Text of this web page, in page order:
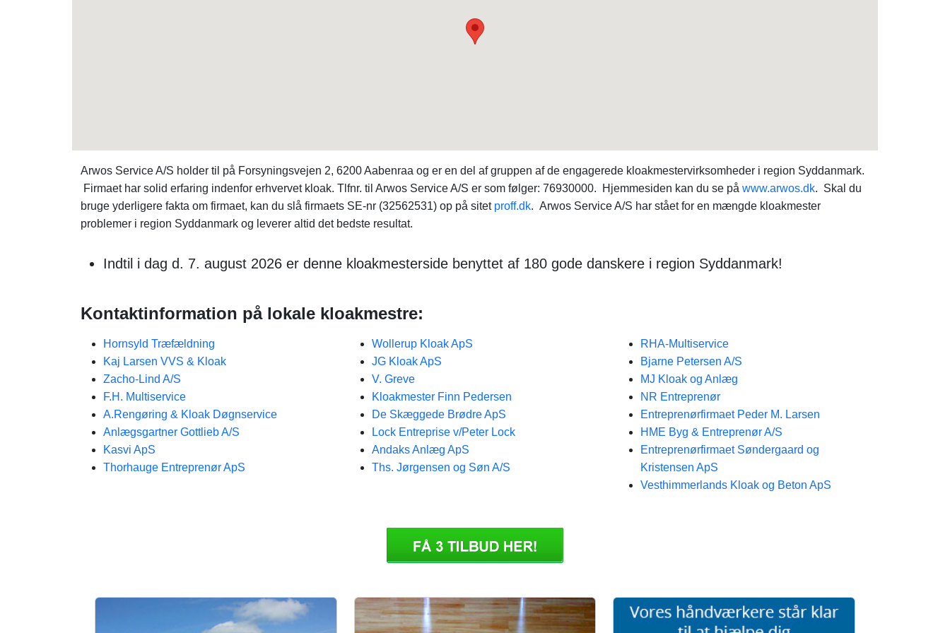
Arwos Service A/S holder til på Forsyningsvejen 2, 6200 Aabenraa og er en del af gruppen af de engagerede kloakmestervirksomheder i region Syddanmark.
Firmaet har solid erfaring indenfor erhvervet kloak. Tlfnr. til Arwos Service A/S er som følger: 76930000. Hjemmesiden kan du se på www.arwos.dk. Skal du
bruge yderligere fakta om firmaet, kan du slå firmaets SE-nr (32562531) op på sitet proff.dk. Arwos Service A/S har stået for en mængde kloakmester
problemer i region Syddanmark og leverer altid det bedste resultat.
Indtil i dag d. 7. august 2026 er denne kloakmesterside benyttet af 180 gode danskere i region Syddanmark!
Kontaktinformation på lokale kloakmestre:
Hornsyld Træfældning
Kaj Larsen VVS & Kloak
Zacho-Lind A/S
F.H. Multiservice
A.Rengøring & Kloak Døgnservice
Anlægsgartner Gottlieb A/S
Kasvi ApS
Thorhauge Entreprenør ApS
Wollerup Kloak ApS
JG Kloak ApS
V. Greve
Kloakmester Finn Pedersen
De Skæggede Brødre ApS
Lock Entreprise v/Peter Lock
Andaks Anlæg ApS
Ths. Jørgensen og Søn A/S
RHA-Multiservice
Bjarne Petersen A/S
MJ Kloak og Anlæg
NR Entreprenør
Entreprenørfirmaet Peder M. Larsen
HME Byg & Entreprenør A/S
Entreprenørfirmaet Søndergaard og
Kristensen ApS
Vesthimmerlands Kloak og Beton ApS